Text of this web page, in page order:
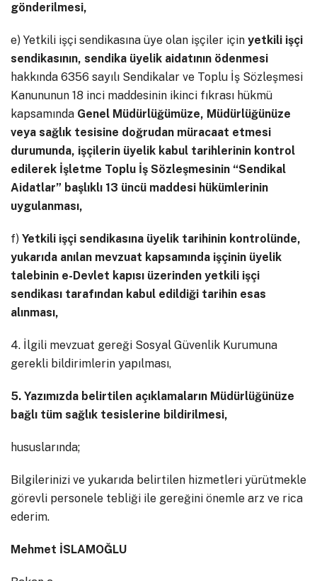
gönderilmesi,
e) Yetkili işçi sendikasına üye olan işçiler için yetkili işçi
sendikasının, sendika üyelik aidatının ödenmesi
hakkında 6356 sayılı Sendikalar ve Toplu İş Sözleşmesi
Kanununun 18 inci maddesinin ikinci fıkrası hükmü
kapsamında Genel Müdürlüğümüze, Müdürlüğünüze
veya sağlık tesisine doğrudan müracaat etmesi
durumunda, işçilerin üyelik kabul tarihlerinin kontrol
edilerek İşletme Toplu İş Sözleşmesinin “Sendikal
Aidatlar” başlıklı 13 üncü maddesi hükümlerinin
uygulanması,
f) Yetkili işçi sendikasına üyelik tarihinin kontrolünde,
yukarıda anılan mevzuat kapsamında işçinin üyelik
talebinin e-Devlet kapısı üzerinden yetkili işçi
sendikası tarafından kabul edildiği tarihin esas
alınması,
4. İlgili mevzuat gereği Sosyal Güvenlik Kurumuna
gerekli bildirimlerin yapılması,
5. Yazımızda belirtilen açıklamaların Müdürlüğünüze
bağlı tüm sağlık tesislerine bildirilmesi,
hususlarında;
Bilgilerinizi ve yukarıda belirtilen hizmetleri yürütmekle
görevli personele tebliği ile gereğini önemle arz ve rica
ederim.
Mehmet İSLAMOĞLU